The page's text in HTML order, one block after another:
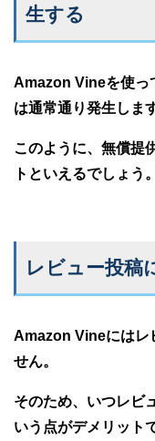
生する
Amazon Vineを使っ
は通常通り発生しま
このように、無償提
トといえるでしょう。
レビュー投稿
Amazon Vineにはレ
せん。
そのため、いつレビ
いう点がデメリット